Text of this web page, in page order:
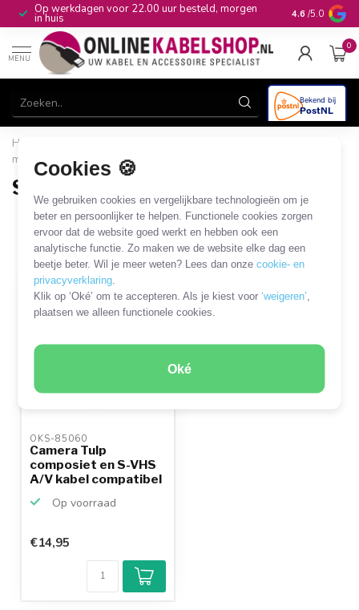
Cookies 🍪
We gebruiken cookies en vergelijkbare technologieën om je
beter en persoonlijker te helpen. Functionele cookies zorgen
ervoor dat de website goed werkt en hebben ook een
analytische functie. Zo maken we de website elke dag een
beetje beter. Wil je meer weten? Lees dan onzecookie- en
privacyverklaring
Klik op ‘Oké’ om te accepteren. Als je kiest voor‘weigeren’
plaatsen we alleen functionele cookies.
Oké
Op werkdagen voor 22.00 uur besteld, morgen
in huis 10+jaar
4.6 /5.0
MENU
0
Home
merkspecifiek
S-VHS AV kabels voor camera's
S-VHS AV kabels voor camera's
1 PRODUCT
Filters SORTEER OP
SALE
OKS-85060
Camera Tulp
composiet en S-VHS
A/V kabel compatibel
Op voorraad
€14,95